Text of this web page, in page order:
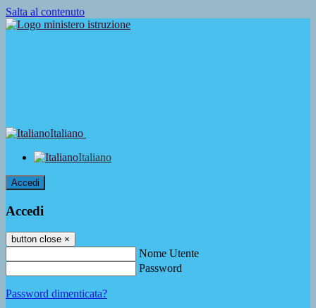
Salta al contenuto
Italiano
Italiano
Accedi
Accedi
button close ×
Nome Utente
Password
Password dimenticata?